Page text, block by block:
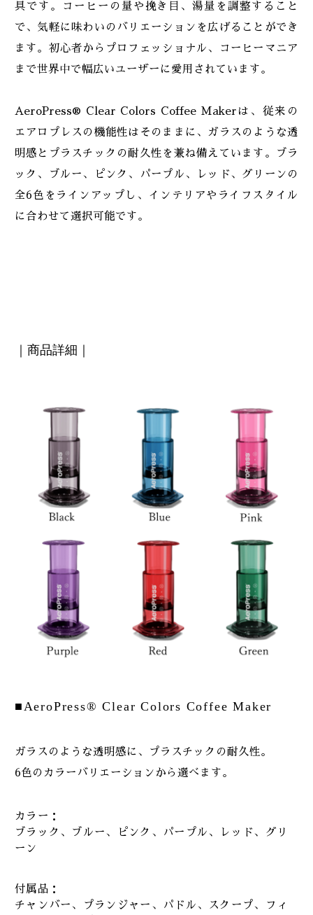
具です。コーヒーの量や挽き目、湯量を調整すること
で、気軽に味わいのバリエーションを広げることができ
ます。初心者からプロフェッショナル、コーヒーマニア
まで世界中で幅広いユーザーに愛用されています。
AeroPress® Clear Colors Coffee Makerは、従来の
エアロプレスの機能性はそのままに、ガラスのような透
明感とプラスチックの耐久性を兼ね備えています。ブラ
ック、ブルー、ピンク、パープル、レッド、グリーンの
全6色をラインアップし、インテリアやライフスタイル
に合わせて選択可能です。
｜商品詳細｜
■AeroPress® Clear Colors Coffee Maker
ガラスのような透明感に、プラスチックの耐久性。
6色のカラーバリエーションから選べます。
カラー：
ブラック、ブルー、ピンク、パープル、レッド、グリ
ーン
付属品：
チャンバー、プランジャー、パドル、スクープ、フィ